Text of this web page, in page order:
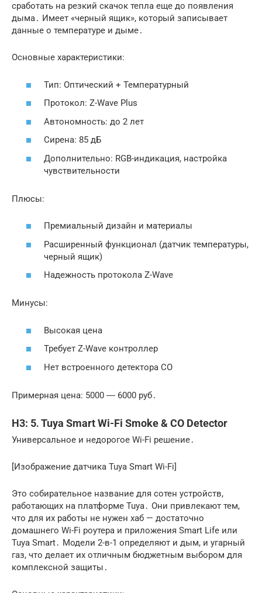
сработать на резкий скачок тепла еще до появления
дыма․ Имеет «черный ящик», который записывает
данные о температуре и дыме․
Основные характеристики:
Тип: Оптический + Температурный
Протокол: Z-Wave Plus
Автономность: до 2 лет
Сирена: 85 дБ
Дополнительно: RGB-индикация, настройка
чувствительности
Плюсы:
Премиальный дизайн и материалы
Расширенный функционал (датчик температуры,
черный ящик)
Надежность протокола Z-Wave
Минусы:
Высокая цена
Требует Z-Wave контроллер
Нет встроенного детектора CO
Примерная цена: 5000 ― 6000 руб․
H3: 5․ Tuya Smart Wi-Fi Smoke & CO Detector
Универсальное и недорогое Wi-Fi решение․
[Изображение датчика Tuya Smart Wi-Fi]
Это собирательное название для сотен устройств,
работающих на платформе Tuya․ Они привлекают тем,
что для их работы не нужен хаб — достаточно
домашнего Wi-Fi роутера и приложения Smart Life или
Tuya Smart․ Модели 2-в-1 определяют и дым, и угарный
газ, что делает их отличным бюджетным выбором для
комплексной защиты․